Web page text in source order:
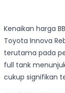
Kenaikan harga
Toyota Innova
terutama pada
full tank
cukup signifikan